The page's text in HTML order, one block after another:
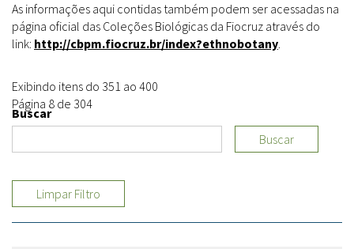
As informações aqui contidas também podem ser acessadas na
página oficial das Coleções Biológicas da Fiocruz através do
link: http://cbpm.fiocruz.br/index?ethnobotany.
Exibindo itens do 351 ao 400
Página 8 de 304
Buscar
Buscar
Limpar Filtro